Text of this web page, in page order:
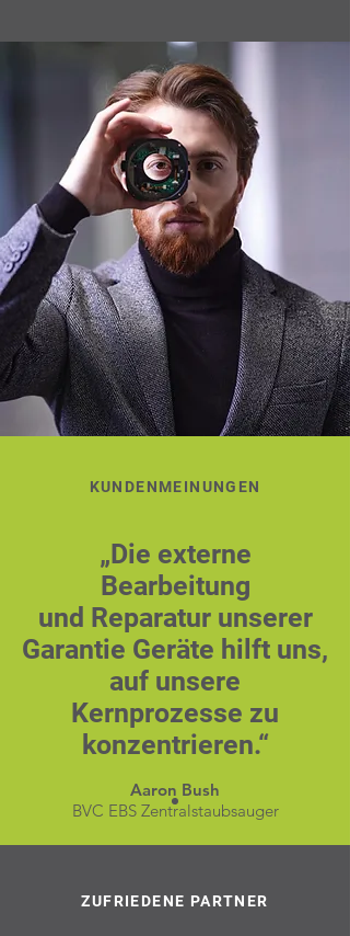
KUNDENMEINUNGEN
„Die externe
Bearbeitung
und Reparatur unserer
Garantie Geräte hilft uns,
auf unsere
Kernprozesse zu
konzentrieren.“
Aaron Bush
BVC EBS Zentralstaubsauger
ZUFRIEDENE PARTNER